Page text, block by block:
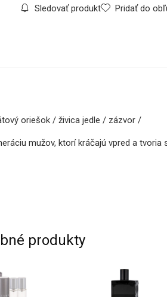
Sledovať produkt Pridať do
oriešok / živica jedle / zázvor /
mužov, ktorí kráčajú vpred a
produkty